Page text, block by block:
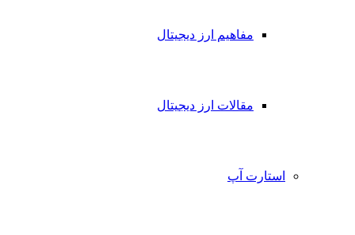
مفاهیم ارز دیجیتال
مقالات ارز دیجیتال
استارت آپ